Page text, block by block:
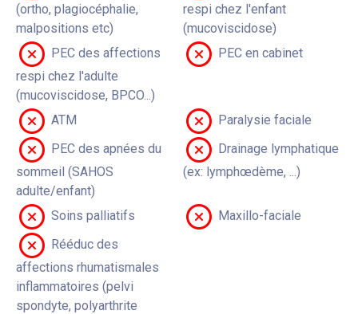
(ortho, plagiocéphalie,
malpositions etc)
respi chez l'enfant
(mucoviscidose)
PEC des affections
respi chez l'adulte
(mucoviscidose, BPCO...)
PEC en cabinet
ATM
Paralysie faciale
PEC des apnées du
sommeil (SAHOS
adulte/enfant)
Drainage lymphatique
(ex: lymphœdème, ...)
Soins palliatifs
Maxillo-faciale
Rééduc des
affections rhumatismales
inflammatoires (pelvi
spondyte, polyarthrite